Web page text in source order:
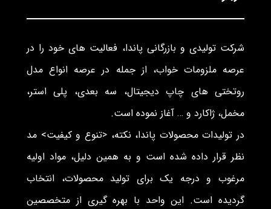
شرکت تولیدی و بازرگانی پاندا، فعالیت های خود را در
عرصه ملزومات خواب، از جمله در عرصه انواع مدل
روتختی های چاپ دیجیتال، سه بعدی، پلی استر،
مخمل، ژاکارد و … آغاز نموده است.
در تولیدات محصولات پاندا، نکته، <تنوع و کیفیت> مد
نظر قرار داده شده است و به همین دلیل، مواد اولیه
مرغوب و درجه یک برای تولید محصولات، انتخاب
گردیده است. این واحد با بهره گیری از متخصصین